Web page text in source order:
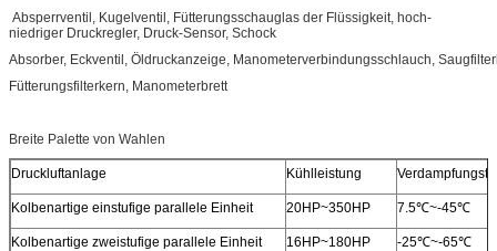
Absperrventil, Kugelventil, Fütterungsschauglas der Flüssigkeit, hoch-
niedriger Druckregler, Druck-Sensor, Schock
Absorber, Eckventil, Öldruckanzeige, Manometerverbindungsschlauch,
Fütterungsfilterkern, Manometerbrett
Breite Palette von Wahlen
Druckluftanlage Kühlleistung
Kolbenartige einstufige parallele Einheit 20HP~350HP 7.5℃~-45℃
Kolbenartige zweistufige parallele Einheit 16HP~180HP -25℃~-65℃